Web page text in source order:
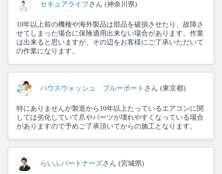
セキュアライフ さん (神奈川県)
10年以上前の機種や海外製品は部品を破損させたり、故障さ
せてしまった場合に保険適用出来ない場合があります。作業
は出来ると思いますが、その辺をお客様にご了承いただいて
の作業になります。
ハウスウォッシュ ブルーポート さん (東京都)
特にありませんが製造から10年以上たっているエアコンに関
しては劣化していて爪やパーツが壊れやすくなっている場合
がありますので予めご了承頂いてからの施工となります。
らいふパートナーズさん (宮城県)